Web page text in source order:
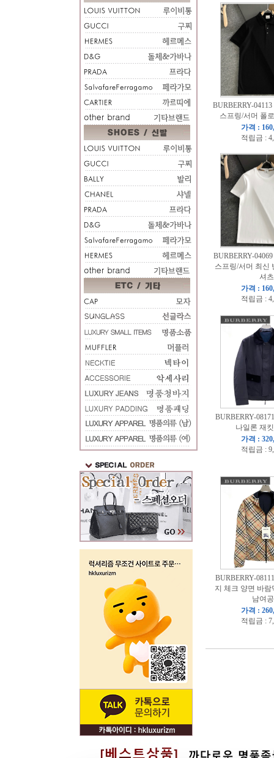
BURBERRY-
스프링/서머 폴
가격 :
적립금 :
BURBERRY-
스프링/서머 최신
셔츠
가격 :
적립금 :
BURBERRY-
나일론 재
가격 :
적립금 :
BURBERRY-
지 체크 양면 바
남여
가격 :
적립금 :